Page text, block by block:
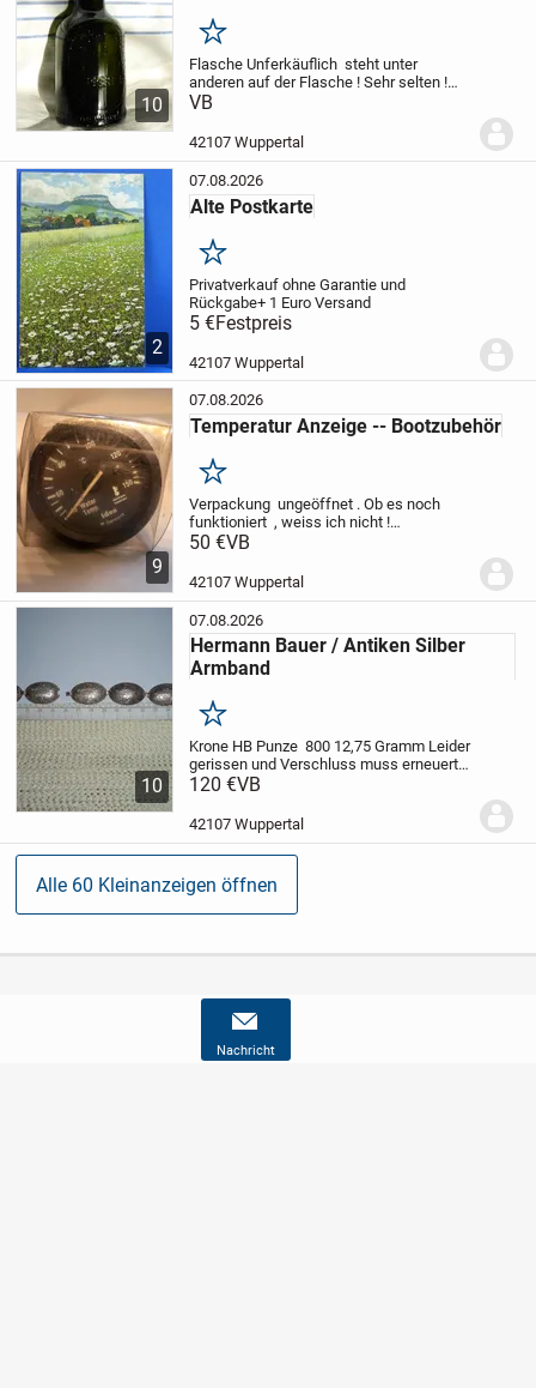
Nachricht
10
Merken
Flasche Unferkäuflich steht unter
anderen auf der Flasche ! Sehr selten !
RARITÄT !
Garantie und Rückgabe
VB
42107 Wuppertal
2
07.08.2026
Alte Postkarte
Merken
Privatverkauf ohne Garantie und
Rückgabe+ 1 Euro Versand
5 €Festpreis
42107 Wuppertal
9
07.08.2026
Temperatur Anzeige -- Bootzubehör
Merken
Verpackung ungeöffnet . Ob es noch
funktioniert , weiss ich nicht !
Pflichtangabe : Privatverkauf ohne
Versand
50 €VB
42107 Wuppertal
10
07.08.2026
Hermann Bauer / Antiken Silber
Armband
Merken
Krone HB Punze 800 12,75 Gramm Leider
gerissen und Verschluss muss erneuert
werden weil es nicht richtig schließt !
EuroPflichtangabe : Privatverkauf ohne...
120 €VB
42107 Wuppertal
Alle 60 Kleinanzeigen öffnen